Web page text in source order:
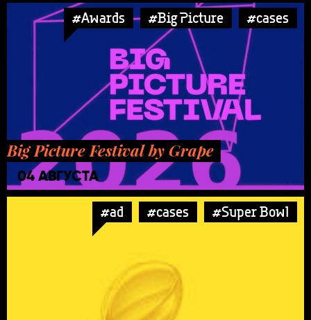
#Awards #Big Picture #cases
Big Picture Festival by Grape
04 АВГУСТА
#ad #cases #Super Bowl